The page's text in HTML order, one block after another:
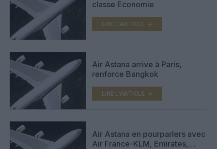
classe Economie
LIRE L'ARTICLE
Air Astana arrive à Paris,
renforce Bangkok
LIRE L'ARTICLE
Air Astana en pourparlers avec
Air France-KLM, Emirates,